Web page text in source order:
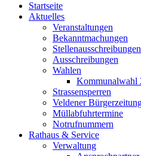
Startseite
Aktuelles
Veranstaltungen
Bekanntmachungen
Stellenausschreibungen
Ausschreibungen
Wahlen
Kommunalwahl
Strassensperren
Veldener
Müllabfuhrtermine
Notrufnummern
Rathaus & Service
Verwaltung